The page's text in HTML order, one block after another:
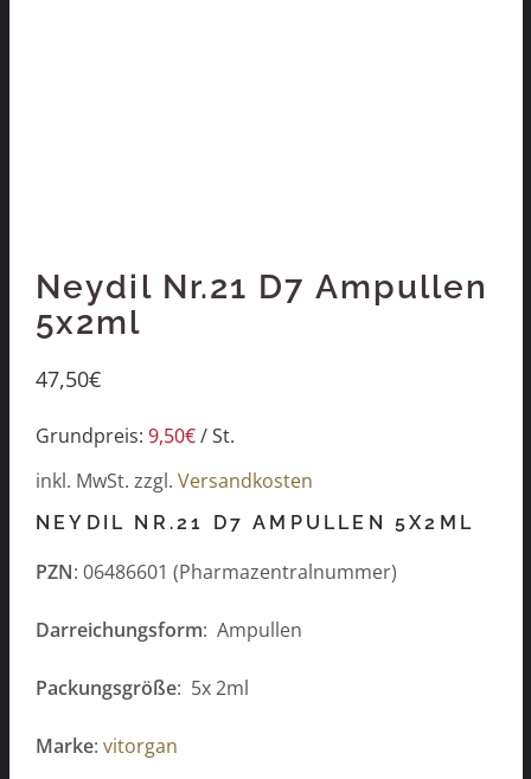
Neydil Nr.21 D7 Ampullen
5x2ml
47,50€
Grundpreis: 9,50€/St.
inkl. MwSt. zzgl. Versandkosten
NEYDIL NR.21 D7 AMPULLEN 5X2ML
PZN: 06486601 (Pharmazentralnummer)
Darreichungsform: Ampullen
Packungsgröße: 5x 2ml
Marke: vitorgan